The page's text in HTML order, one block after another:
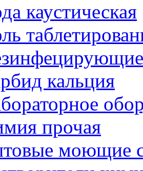
каустическая
кальция
прочая
моющие